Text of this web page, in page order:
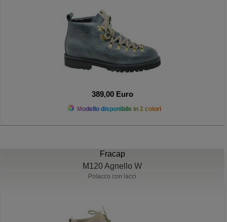
389,00 Euro
Modello disponibile in 2 colori
Fracap
M120 Agnello W
Polacco con lacci